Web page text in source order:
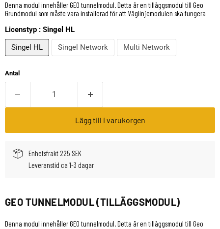
Denna modul innehåller GEO tunnelmodul. Detta är en tilläggsmodul till Geo
Grundmodul som måste vara installerad för att Väglinjemodulen ska fungera
Licenstyp : Singel HL
Singel HL
Singel Network Multi Network
Antal
Lägg till i varukorgen
Enhetsfrakt 225 SEK
Leveranstid ca 1-3 dagar
GEO TUNNELMODUL (TILLÄGGSMODUL)
Denna modul innehåller GEO tunnelmodul. Detta är en tilläggsmodul till Geo